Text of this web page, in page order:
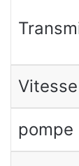
pompe